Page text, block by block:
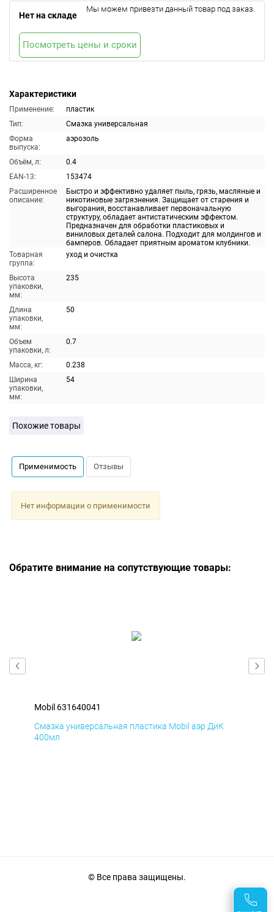
Характеристики
Применение:
пластик
Тип:
Смазка универсальная
Форма
выпуска:
аэрозоль
Объём, л:
0.4
EAN-13:
153474
Расширенное
описание:
Быстро и эффективно удаляет пыль, грязь, масляные и
никотиновые загрязнения. Защищает от старения и
выгорания, восстанавливает первоначальную
структуру, обладает антистатическим эффектом.
Предназначен для обработки пластиковых и
виниловых деталей салона. Подходит для молдингов и
бамперов. Обладает приятным ароматом клубники.
Товарная
группа:
уход и очистка
Высота
упаковки,
мм:
235
Длина
упаковки,
мм:
50
Объем
упаковки, л:
0.7
Масса, кг:
0.238
Ширина
упаковки,
мм:
54
Нет на складе
Мы можем привезти данный товар под заказ.
Посмотреть цены и сроки
Похожие товары
Применимость Отзывы
Нет информации о применимости
Обратите внимание на сопутствующие товары:
Mobil 631640041
Смазка универсальная пластика Mobil аэр ДиК
400мл
© Все права защищены.